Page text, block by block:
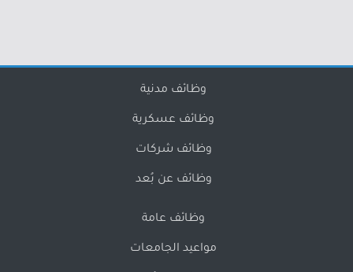
وظائف مدنية
وظائف عسكرية
وظائف شركات
وظائف عن بُعد
وظائف عامة
مواعيد الجامعات